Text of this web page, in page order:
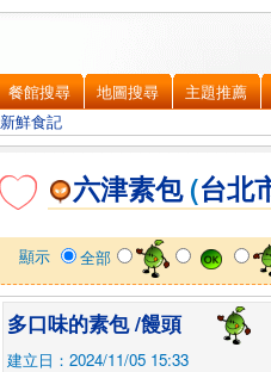
餐館搜尋 地圖搜尋
主題推薦
新鮮食記
六津素包 (台北
顯示 全部
多口味的素包 /饅頭
建立日：2024/11/05 15:33